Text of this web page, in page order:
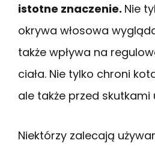
istotne znaczenie. Nie
okrywa włosowa
także wpływa na
ciała. Nie tylko chroni
ale także przed skutkami
Niektórzy zalecają